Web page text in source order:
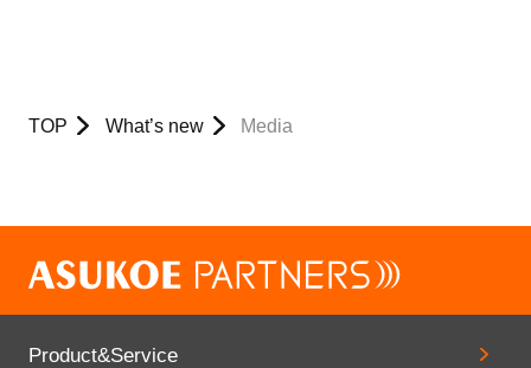
TOP What’s new Media
Product&Service